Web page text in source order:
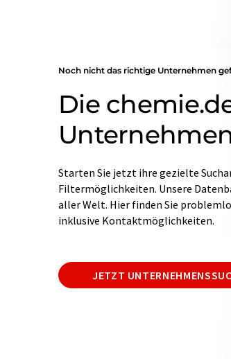
Noch nicht das richtige Unternehmen
Die
Starten Sie jetzt ihre gezielte
Filtermöglichkeiten. Unsere
aller Welt. Hier finden Sie
inklusive Kontaktmöglichkeiten.
JETZT